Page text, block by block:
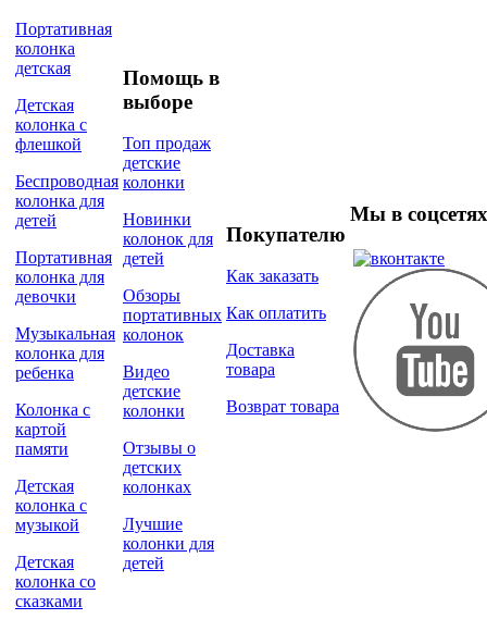
Портативная
колонка
детская
Детская
колонка с
флешкой
Беспроводная
колонка для
детей
Портативная
колонка для
девочки
Музыкальная
колонка для
ребенка
Колонка с
картой
памяти
Детская
колонка с
музыкой
Детская
колонка со
сказками
Помощь в
выборе
Топ продаж
детские
колонки
Новинки
колонок для
детей
Обзоры
портативных
колонок
Видео
детские
колонки
Отзывы о
детских
колонках
Лучшие
колонки для
детей
Покупателю
Как заказать
Как оплатить
Доставка
товара
Возврат товара
Мы в соцсетях